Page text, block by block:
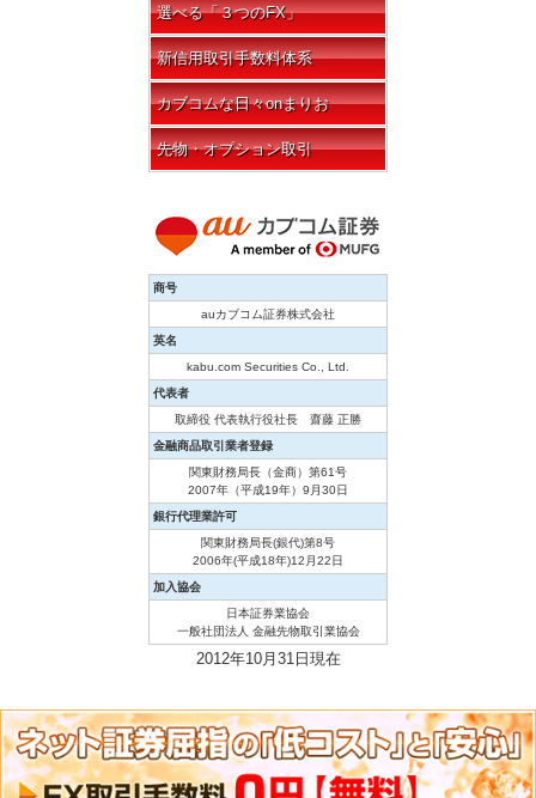
選べる「３つのFX」
新信用取引手数料体系
カブコムな日々onまりお
先物・オプション取引
商号
auカブコム証券株式会社
英名
kabu.com Securities Co., Ltd.
代表者
取締役 代表執行役社長 齋藤 正勝
金融商品取引業者登録
関東財務局長（金商）第61号
2007年（平成19年）9月30日
銀行代理業許可
関東財務局長(銀代)第8号
2006年(平成18年)12月22日
加入協会
日本証券業協会
一般社団法人 金融先物取引業協会
2012年10月31日現在